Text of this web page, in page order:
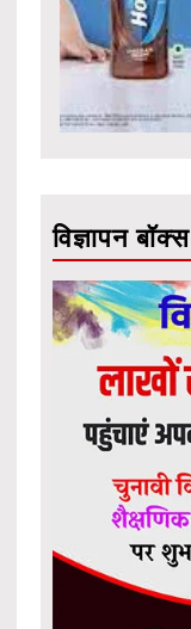
विज्ञापन बॉक्स